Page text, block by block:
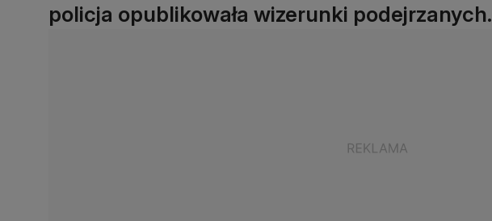
policja opublikowała wizerunki podejrzanych.